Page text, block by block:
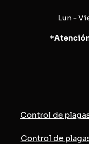
Lun -
*
Control de
Control de